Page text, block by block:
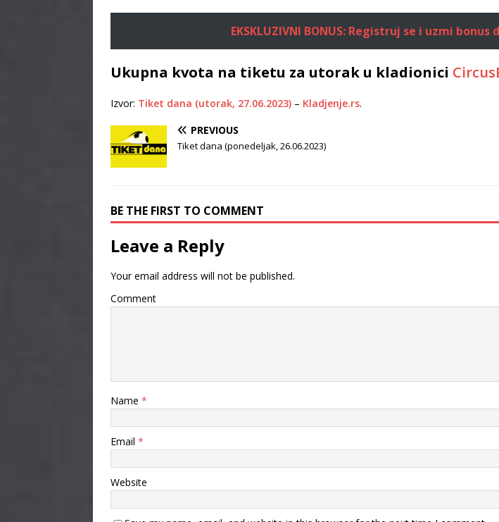
EKSKLUZIVNI BONUS: Registruj se i uzmi bonus
Ukupna kvota na tiketu za utorak u kladionici
Izvor: Tiket dana (utorak, 27.06.2023) – Kladjenje.rs.
PREVIOUS
Tiket dana (ponedeljak, 26.06.2023)
BE THE FIRST TO COMMENT
Leave a Reply
Your email address will not be published.
Comment
Name *
Email *
Website